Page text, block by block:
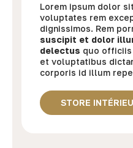
Lorem ipsum dolor
voluptates rem
dignissimos. Rem
suscipit et dolor
delectus quo officiis
et voluptatibus
corporis id illum
STORE